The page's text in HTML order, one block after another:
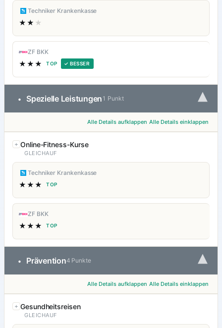
Techniker Krankenkasse
★★ ★
ZF BKK
★★★ TOP ✓ BESSER
• Spezielle Leistungen 1 Punkt ▾
Alle Details aufklappen Alle Details einklappen
Online-Fitness-Kurse
GLEICHAUF
Techniker Krankenkasse
★★★ TOP
ZF BKK
★★★ TOP
• Prävention4 Punkte ▾
Alle Details aufklappen Alle Details einklappen
Gesundheitsreisen
GLEICHAUF